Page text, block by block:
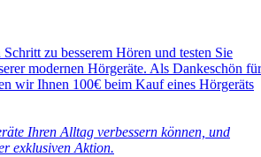
zu besserem Hören und testen Sie
modernen Hörgeräte. Als Dankeschön für
wir Ihnen 100€ beim Kauf eines Hörgeräts
Ihren Alltag verbessern können, und
exklusiven Aktion.